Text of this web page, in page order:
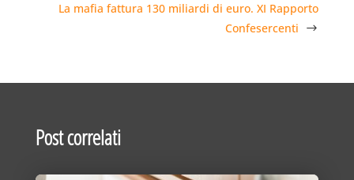
La mafia fattura 130 miliardi di euro. XI Rapporto
Confesercenti
Post correlati